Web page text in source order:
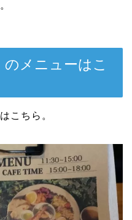
のメニューはこ
こちら。